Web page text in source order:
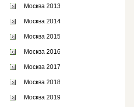
Москва 2013
Москва 2014
Москва 2015
Москва 2016
Москва 2017
Москва 2018
Москва 2019